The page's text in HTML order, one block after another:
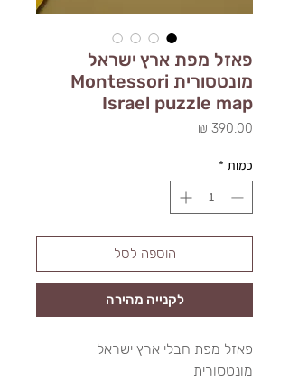
פאזל מפת ארץ ישראל
מונטסורית Montessori
Israel puzzle map
כמות *
הוספה לסל
לקנייה מהירה
פאזל מפת חבלי ארץ ישראל
מונטסורית